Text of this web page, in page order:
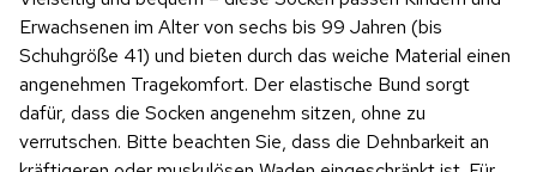
Erwachsenen im Alter von sechs bis 99 Jahren (bis
Schuhgröße 41) und bieten durch das weiche Material einen
angenehmen Tragekomfort. Der elastische Bund sorgt
dafür, dass die Socken angenehm sitzen, ohne zu
verrutschen. Bitte beachten Sie, dass die Dehnbarkeit an